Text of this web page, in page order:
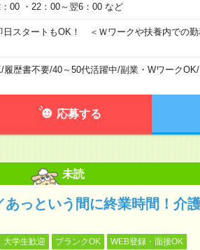
00 ・22：00～翌6：00 など
日スタートもOK！ ＜Ｗワークや扶養内での
/履歴書不要/40～50代活躍中/副業・WワークOK/
応募する
未読
っという間に終業時間！介
大学生歓迎 ブランクOK WEB登録・面接OK